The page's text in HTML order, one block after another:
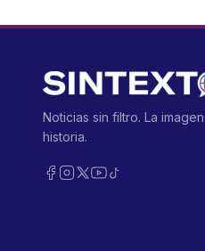
Noticias sin filtro. La
historia.